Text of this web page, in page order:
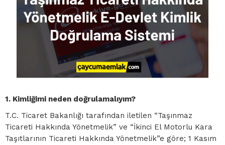
1. Kimliğimi neden doğrulamalıyım?
T.C. Ticaret Bakanlığı tarafından iletilen “Taşınmaz
Ticareti Hakkında Yönetmelik” ve “İkinci El Motorlu Kara
Taşıtlarının Ticareti Hakkında Yönetmelik”e göre; 1 Kasım